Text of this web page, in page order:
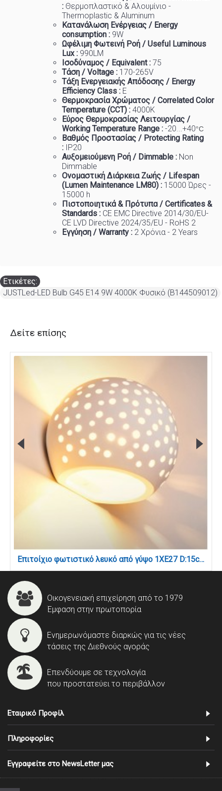
: Θερμοπλαστικό & Αλουμίνιο -
Thermoplastic & Aluminum
Κατανάλωση Ενέργειας / Energy
consumption : 9W
Ωφέλιμη Φωτεινή Ροή / Useful Luminous
Lux : 990LM
Ισοδύναμος / Equivalent : 75
Τάση / Voltage : 170-265V
Τάξη Ενεργειακής Απόδοσης / Energy
Efficiency Class : Ε
Θερμοκρασία Χρώματος / Correlated Color
Temperature (CCT) : 4000K
Εύρος Θερμοκρασίας Λειτουργίας /
Working Temperature Range : -20...+40°C
Βαθμός Προστασίας / Protecting Rating
: IP20
Αυξομειούμενη Ροή / Dimmable : Non
Dimmable
Ονομαστική Διάρκεια Ζωής / Lifespan
(Lumen Maintenance LM80) : 15000 Ώρες -
15000 h
Πιστοποιητικά & Πρότυπα / Certificates &
Standards : CE EMC Directive 2014/30/EU-
CE LVD Directive 2024/35/EU - RoHS 2
Εγγύηση / Warranty : 2 Χρόνια - 2 Years
Ετικέτες:
JUSTLed-LED Bulb G45 E14 9W 4000K Φυσικό (B144509012)
Δείτε επίσης
Επιτοίχιο φωτιστικό λευκό από γύψο 1XE27 D:15cm (43421)
Οικογενειακή επιχείρηση από το 1979
Έμφαση στην πρωτοπορία
Ενημερωνόμαστε διαρκώς για τις νέες
τάσεις της Διεθνούς αγοράς
Επενδύουμε σε τεχνολογία
που προστατεύει το περιβάλλον
Εταιρικό Προφίλ
Πληροφορίες
Εγγραφείτε στο NewsLetter μας